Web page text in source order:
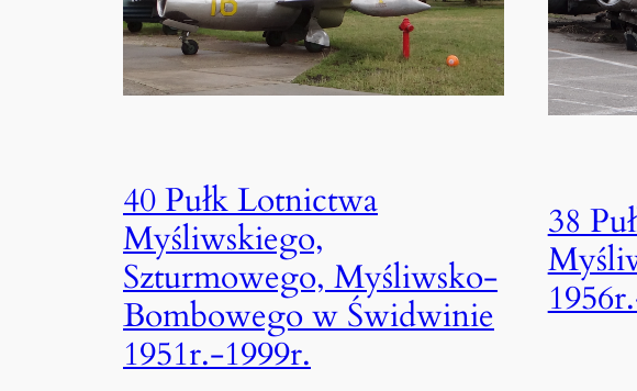
40 Pułk Lotnictwa
Myśliwskiego,
Szturmowego, Myśliwsko-
Bombowego w Świdwinie
1951r.-1999r.
38